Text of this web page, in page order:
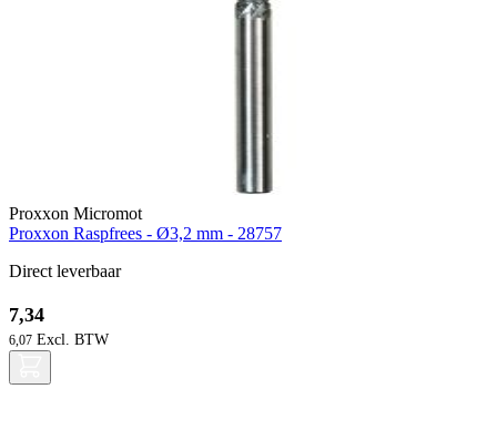
Proxxon Micromot
Proxxon Raspfrees - Ø3,2 mm - 28757
Direct leverbaar
7,34
6,07